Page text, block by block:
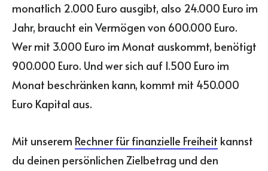
monatlich 2.000 Euro ausgibt, also 24.000 Euro im
Jahr, braucht ein Vermögen von 600.000 Euro.
Wer mit 3.000 Euro im Monat auskommt, benötigt
900.000 Euro. Und wer sich auf 1.500 Euro im
Monat beschränken kann, kommt mit 450.000
Euro Kapital aus.
Mit unserem Rechner für finanzielle Freiheit kannst
du deinen persönlichen Zielbetrag und den